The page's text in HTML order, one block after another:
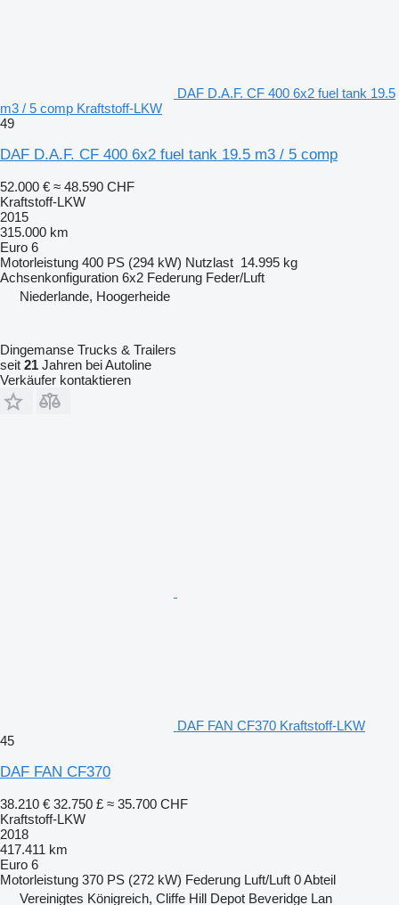
DAF D.A.F. CF 400 6x2 fuel tank 19.5
m3 / 5 comp Kraftstoff-LKW
49
DAF D.A.F. CF 400 6x2 fuel tank 19.5 m3 / 5 comp
52.000 € ≈ 48.590 CHF
Kraftstoff-LKW
2015
315.000 km
Euro 6
Motorleistung 400 PS (294 kW) Nutzlast 14.995 kg
Achsenkonfiguration 6x2 Federung Feder/Luft
Niederlande, Hoogerheide
Dingemanse Trucks & Trailers
seit 21 Jahren bei Autoline
Verkäufer kontaktieren
DAF FAN CF370 Kraftstoff-LKW
45
DAF FAN CF370
38.210 € 32.750 £ ≈ 35.700 CHF
Kraftstoff-LKW
2018
417.411 km
Euro 6
Motorleistung 370 PS (272 kW) Federung Luft/Luft 0 Abteil
Vereinigtes Königreich, Cliffe Hill Depot Beveridge Lan